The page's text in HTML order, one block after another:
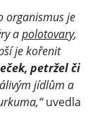
organismus je
apolotovary,
je kořenit
petržel či
jídlům a
uvedla